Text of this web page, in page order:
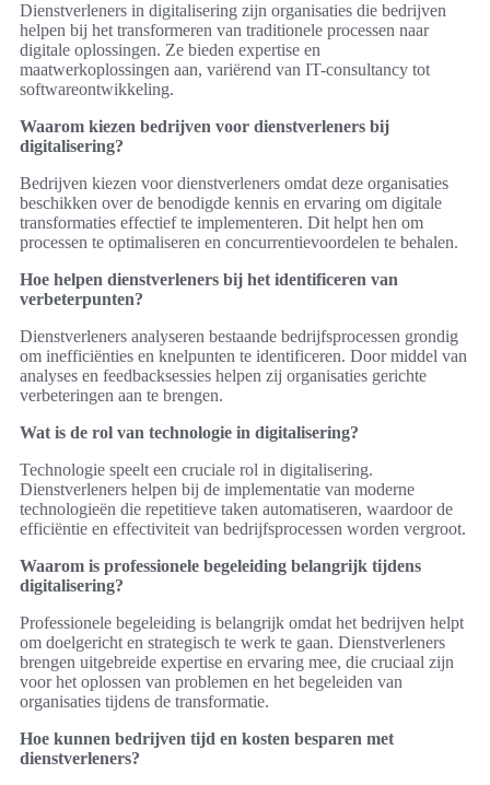
Dienstverleners in digitalisering zijn organisaties die bedrijven
helpen bij het transformeren van traditionele processen naar
digitale oplossingen. Ze bieden expertise en
maatwerkoplossingen aan, variërend van IT-consultancy tot
softwareontwikkeling.
Waarom kiezen bedrijven voor dienstverleners bij
digitalisering?
Bedrijven kiezen voor dienstverleners omdat deze organisaties
beschikken over de benodigde kennis en ervaring om digitale
transformaties effectief te implementeren. Dit helpt hen om
processen te optimaliseren en concurrentievoordelen te behalen.
Hoe helpen dienstverleners bij het identificeren van
verbeterpunten?
Dienstverleners analyseren bestaande bedrijfsprocessen grondig
om inefficiënties en knelpunten te identificeren. Door middel van
analyses en feedbacksessies helpen zij organisaties gerichte
verbeteringen aan te brengen.
Wat is de rol van technologie in digitalisering?
Technologie speelt een cruciale rol in digitalisering.
Dienstverleners helpen bij de implementatie van moderne
technologieën die repetitieve taken automatiseren, waardoor de
efficiëntie en effectiviteit van bedrijfsprocessen worden vergroot.
Waarom is professionele begeleiding belangrijk tijdens
digitalisering?
Professionele begeleiding is belangrijk omdat het bedrijven helpt
om doelgericht en strategisch te werk te gaan. Dienstverleners
brengen uitgebreide expertise en ervaring mee, die cruciaal zijn
voor het oplossen van problemen en het begeleiden van
organisaties tijdens de transformatie.
Hoe kunnen bedrijven tijd en kosten besparen met
dienstverleners?